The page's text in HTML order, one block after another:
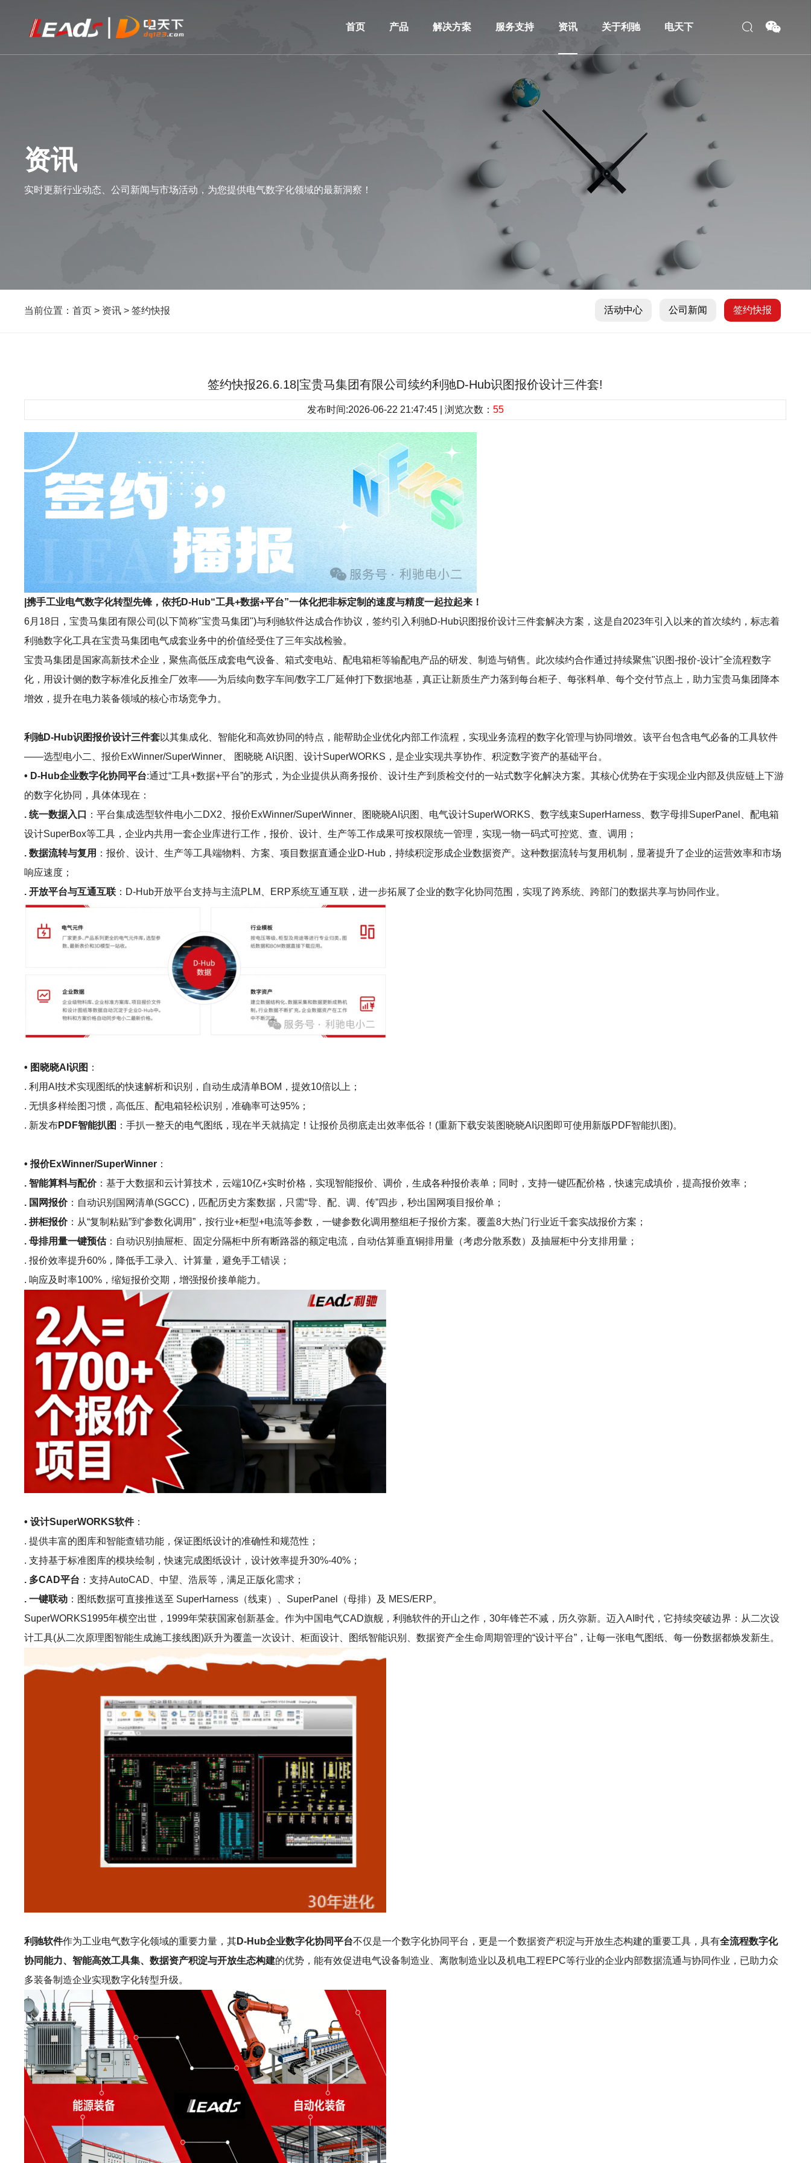
首页 产品 解决方案 服务支持 资讯 关于利驰 电天下
资讯
实时更新行业动态、公司新闻与市场活动，为您提供电气数字化领域的最新洞察！
当前位置：首页 > 资讯 >签约快报 活动中心 公司新闻 签约快报
签约快报26.6.18|宝贵马集团有限公司续约利驰D-Hub识图报价设计三件套!
发布时间:2026-06-22 21:47:45 | 浏览次数： 55
|携手工业电气数字化转型先锋，依托D-Hub“工具+数据+平台”一体化把非标定制的速度与精度一起拉起来！
6月18日，宝贵马集团有限公司(以下简称"宝贵马集团")与利驰软件达成合作协议，签约引入利驰D-Hub识图报价设计三件套解决方案，这是自2023年引入以来的首次续约，标志着
利驰数字化工具在宝贵马集团电气成套业务中的价值经受住了三年实战检验。
宝贵马集团是国家高新技术企业，聚焦高低压成套电气设备、箱式变电站、配电箱柜等输配电产品的研发、制造与销售。此次续约合作通过持续聚焦"识图-报价-设计"全流程数字
化，用设计侧的数字标准化反推全厂效率——为后续向数字车间/数字工厂延伸打下数据地基，真正让新质生产力落到每台柜子、每张料单、每个交付节点上，助力宝贵马集团降本
增效，提升在电力装备领域的核心市场竞争力。
利驰D-Hub识图报价设计三件套以其集成化、智能化和高效协同的特点，能帮助企业优化内部工作流程，实现业务流程的数字化管理与协同增效。该平台包含电气必备的工具软件
——选型电小二、报价ExWinner/SuperWinner、 图晓晓 AI识图、设计SuperWORKS，是企业实现共享协作、积淀数字资产的基础平台。
• D-Hub企业数字化协同平台:通过“工具+数据+平台”的形式，为企业提供从商务报价、设计生产到质检交付的一站式数字化解决方案。其核心优势在于实现企业内部及供应链上下游
的数字化协同，具体体现在：
. 统一数据入口
：平台集成选型软件电小二DX2、报价ExWinner/SuperWinner、图晓晓AI识图、电气设计SuperWORKS、数字线束SuperHarness、数字母排SuperPanel、配电箱
设计SuperBox等工具，企业内共用一套企业库进行工作，报价、设计、生产等工作成果可按权限统一管理，实现一物一码式可控览、查、调用；
. 数据流转与复用 ：报价、设计、生产等工具端物料、方案、项目数据直通企业D-Hub，持续积淀形成企业数据资产。这种数据流转与复用机制，显著提升了企业的运营效率和市场
响应速度；
. 开放平台与互通互联 ：D-Hub开放平台支持与主流PLM、ERP系统互通互联，进一步拓展了企业的数字化协同范围，实现了跨系统、跨部门的数据共享与协同作业。
• 图晓晓AI识图 ：
. 利用AI技术实现图纸的快速解析和识别，自动生成清单BOM，提效10倍以上；
. 无惧多样绘图习惯，高低压、配电箱轻松识别，准确率可达95%；
. 新发布PDF智能扒图 ：手扒一整天的电气图纸，现在半天就搞定！让报价员彻底走出效率低谷！(重新下载安装图晓晓AI识图即可使用新版PDF智能扒图)。
• 报价ExWinner/SuperWinner ：
. 智能算料与配价：基于大数据和云计算技术，云端10亿+实时价格，实现智能报价、调价，生成各种报价表单；同时，支持一键匹配价格，快速完成填价，提高报价效率；
. 国网报价：自动识别国网清单(SGCC)，匹配历史方案数据，只需“导、配、调、传”四步，秒出国网项目报价单；
. 拼柜报价：从“复制粘贴”到“参数化调用”，按行业+柜型+电流等参数，一键参数化调用整组柜子报价方案。覆盖8大热门行业近千套实战报价方案；
. 母排用量一键预估：自动识别抽屉柜、固定分隔柜中所有断路器的额定电流，自动估算垂直铜排用量（考虑分散系数）及抽屉柜中分支排用量；
. 报价效率提升60%，降低手工录入、计算量，避免手工错误；
. 响应及时率100%，缩短报价交期，增强报价接单能力。
• 设计SuperWORKS软件：
. 提供丰富的图库和智能查错功能，保证图纸设计的准确性和规范性；
. 支持基于标准图库的模块绘制，快速完成图纸设计，设计效率提升30%-40%；
. 多CAD平台 ：支持AutoCAD、中望、浩辰等，满足正版化需求；
. 一键联动 ：图纸数据可直接推送至 SuperHarness（线束）、SuperPanel（母排）及 MES/ERP。
SuperWORKS1995年横空出世，1999年荣获国家创新基金。作为中国电气CAD旗舰，利驰软件的开山之作，30年锋芒不减，历久弥新。迈入AI时代，它持续突破边界：从二次设
计工具(从二次原理图智能生成施工接线图)跃升为覆盖一次设计、柜面设计、图纸智能识别、数据资产全生命周期管理的“设计平台”，让每一张电气图纸、每一份数据都焕发新生。
利驰软件作为工业电气数字化领域的重要力量，其D-Hub企业数字化协同平台不仅是一个数字化协同平台，更是一个数据资产积淀与开放生态构建的重要工具，具有全流程数字化
协同能力、智能高效工具集、数据资产积淀与开放生态构建的优势，能有效促进电气设备制造业、离散制造业以及机电工程EPC等行业的企业内部数据流通与协同作业，已助力众
多装备制造企业实现数字化转型升级。